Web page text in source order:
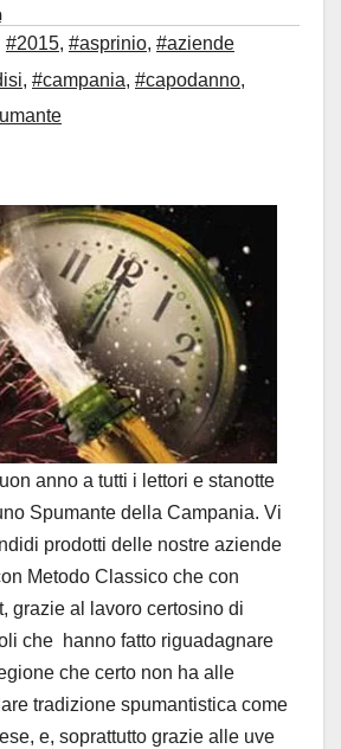
#2015, #asprinio, #aziende
, #campania, #capodanno,
anno a tutti i lettori e stanotte
Spumante della Campania. Vi
prodotti delle nostre aziende
Metodo Classico che con
grazie al lavoro certosino di
che hanno fatto riguadagnare
che certo non ha alle
tradizione spumantistica come
e, soprattutto grazie alle uve